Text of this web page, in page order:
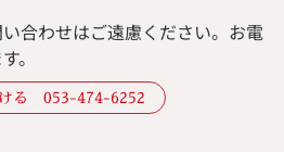
合わせはご遠慮ください。 お電
。
る 053-474-6252